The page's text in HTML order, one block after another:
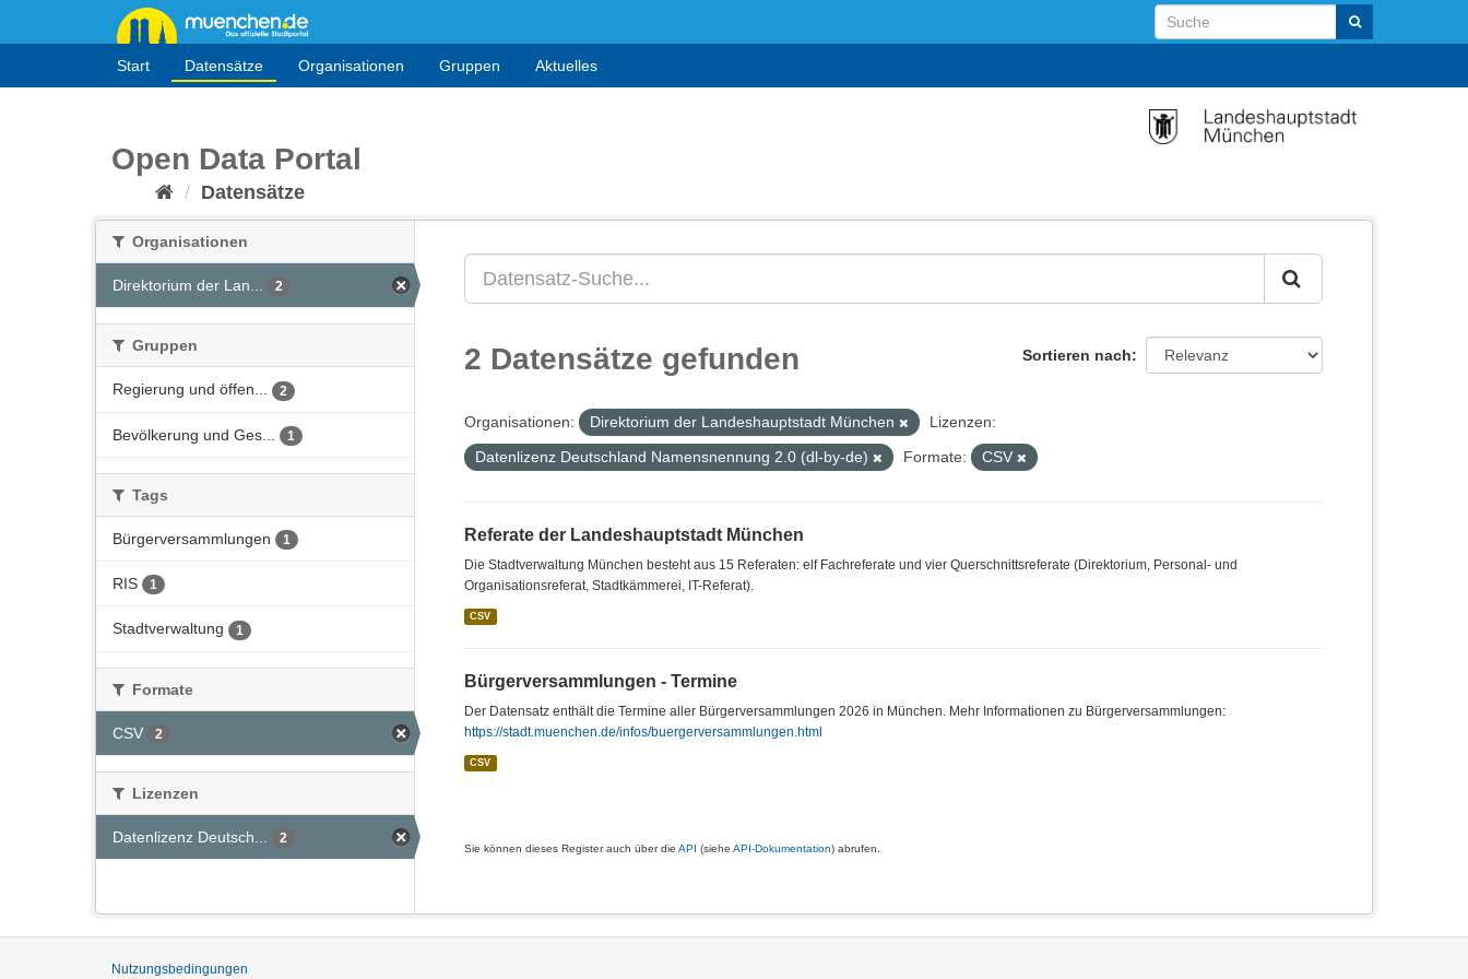
Start Datensätze Organisationen Gruppen Aktuelles
Open Data Portal
Datensätze
Organisationen
Direktorium der Lan... 2
Gruppen
Regierung und öffen... 2
Bevölkerung und Ges... 1
Tags
Bürgerversammlungen 1
RIS 1
Stadtverwaltung 1
Formate
CSV 2
Lizenzen
Datenlizenz Deutsch... 2
Sortieren nach
2 Datensätze gefunden
Organisationen: Direktorium der Landeshauptstadt München
Lizenzen:
Datenlizenz Deutschland Namensnennung 2.0 (dl-by-de)
Formate: CSV
Referate der Landeshauptstadt München
Die Stadtverwaltung München besteht aus 15 Referaten: elf Fachreferate und vier Querschnittsreferate (Direktorium, Personal- und
Organisationsreferat, Stadtkämmerei, IT-Referat).
CSV
Bürgerversammlungen - Termine
Der Datensatz enthält die Termine aller Bürgerversammlungen 2026 in München. Mehr Informationen zu Bürgerversammlungen:
https://stadt.muenchen.de/infos/buergerversammlungen.html
CSV
Sie können dieses Register auch über die API (siehe API-Dokumentation) abrufen.
Nutzungsbedingungen